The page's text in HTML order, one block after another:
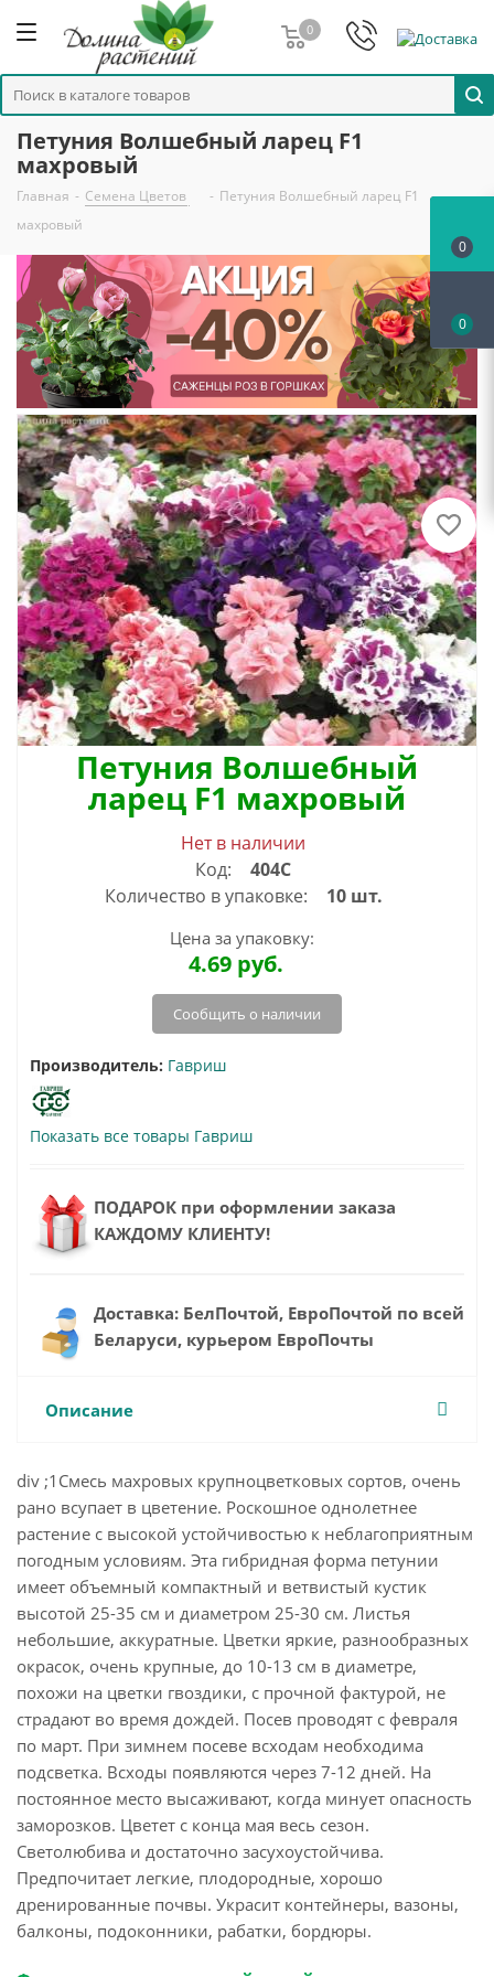
0
Петуния Волшебный ларец F1
махровый
Главная - Семена Цветов - Петуния Волшебный ларец F1
махровый
Петуния Волшебный
ларец F1 махровый
Нет в наличии
Код:
404С
Количество в упаковке:
10 шт.
Цена за упаковку:
4.69 руб.
Сообщить о наличии
Производитель: Гавриш
Показать все товары Гавриш
ПОДАРОК при оформлении заказа
КАЖДОМУ КЛИЕНТУ!
Доставка: БелПочтой, ЕвроПочтой по всей
Беларуси, курьером ЕвроПочты
Описание
div ;1Смесь махровых крупноцветковых сортов, очень
рано всупает в цветение. Роскошное однолетнее
растение с высокой устойчивостью к неблагоприятным
погодным условиям. Эта гибридная форма петунии
имеет объемный компактный и ветвистый кустик
высотой 25-35 см и диаметром 25-30 см. Листья
небольшие, аккуратные. Цветки яркие, разнообразных
окрасок, очень крупные, до 10-13 см в диаметре,
похожи на цветки гвоздики, с прочной фактурой, не
страдают во время дождей. Посев проводят с февраля
по март. При зимнем посеве всходам необходима
подсветка. Всходы появляются через 7-12 дней. На
постоянное место высаживают, когда минует опасность
заморозков. Цветет с конца мая весь сезон.
Светолюбива и достаточно засухоустойчива.
Предпочитает легкие, плодородные, хорошо
дренированные почвы. Украсит контейнеры, вазоны,
балконы, подоконники, рабатки, бордюры.
0
0